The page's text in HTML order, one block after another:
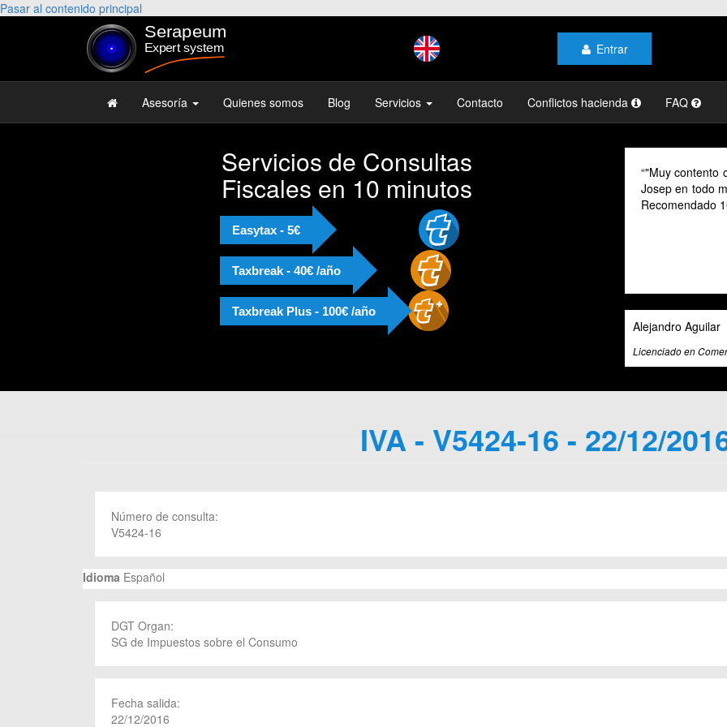
Pasar al contenido principal
Entrar
Asesoría Quienes somos Blog Servicios Contacto Conflictos hacienda FAQ
Servicios de Consultas
Fiscales en 10 minutos
Easytax - 5€
Taxbreak - 40€ /año
Taxbreak Plus - 100€ /año
"Muy contento con el profesionalismo y la
Josep en todo momento, mi gestoría y la
Licenciado en Comercio Internacional
IVA - V5424-16 - 22/12/
Número de consulta:
V5424-16
Idioma Español
DGT Organ:
SG de Impuestos sobre el Consumo
Fecha salida:
22/12/2016